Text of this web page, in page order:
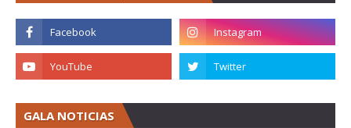
GALA NOTICIAS